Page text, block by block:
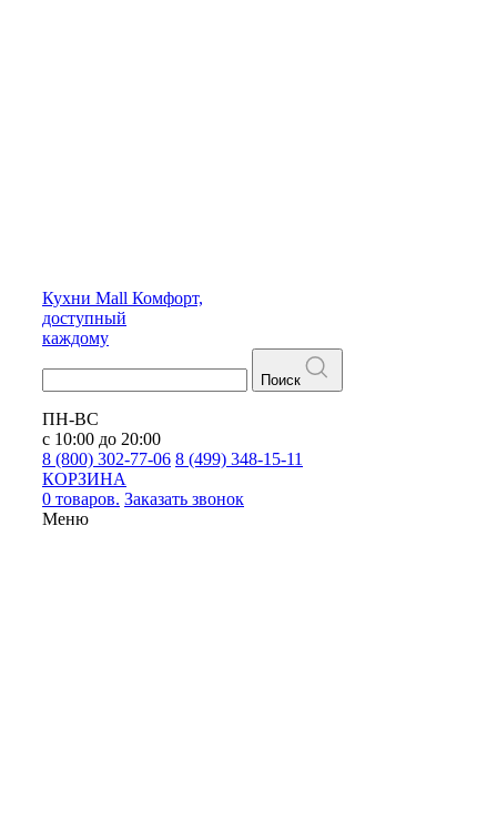
Кухни Mall Комфорт,
доступный
каждому
Поиск
ПН-ВС
с 10:00 до 20:00
8 (800) 302-77-06 8 (499) 348-15-11
КОРЗИНА
0 товаров. Заказать звонок
Меню